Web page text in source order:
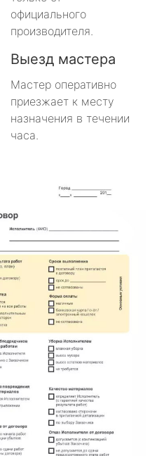
официального
производителя.
Выезд мастера
Мастер оперативно
приезжает к месту
назначения в течении
часа.